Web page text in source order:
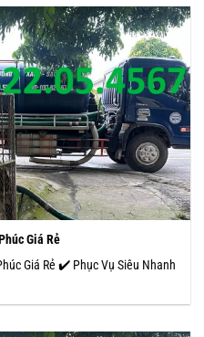
Giá Rẻ
Giá Rẻ ✔️ Phục Vụ Siêu Nhanh